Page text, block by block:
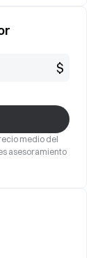
$
medio del
asesoramiento